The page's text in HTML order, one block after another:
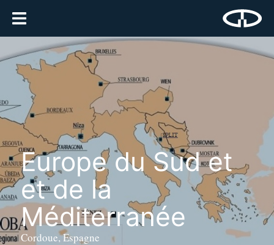
Europe du Sud et
et de la
Méditerranée
Cordoue, Espagne